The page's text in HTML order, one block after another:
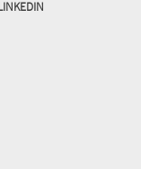
LINKEDIN